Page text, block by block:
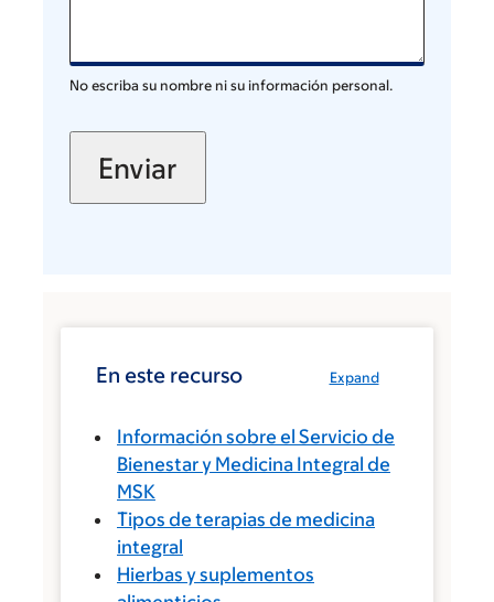
No escriba su nombre ni su información personal.
Expand
En este recurso
Información sobre el Servicio de
Bienestar y Medicina Integral de
MSK
Tipos de terapias de medicina
integral
Hierbas y suplementos